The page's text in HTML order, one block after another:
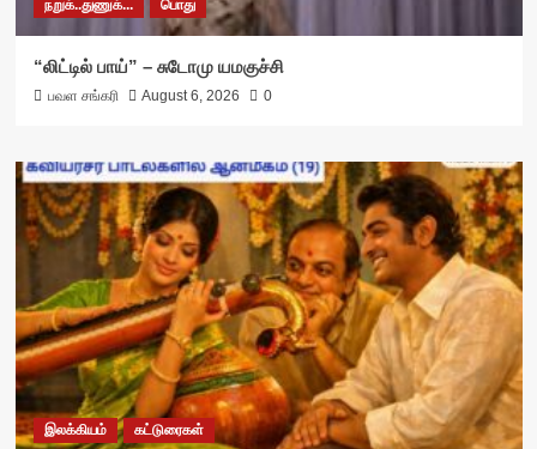
நறுக்..துணுக்... பொது
“லிட்டில் பாய்” – சுடோமு யமகுச்சி
பவள சங்கரி August 6, 2026 0
இலக்கியம் கட்டுரைகள்